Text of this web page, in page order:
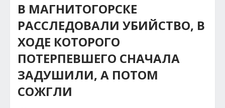
В МАГНИТОГОРСКЕ
РАССЛЕДОВАЛИ УБИЙСТВО, В
ХОДЕ КОТОРОГО
ПОТЕРПЕВШЕГО СНАЧАЛА
ЗАДУШИЛИ, А ПОТОМ
СОЖГЛИ